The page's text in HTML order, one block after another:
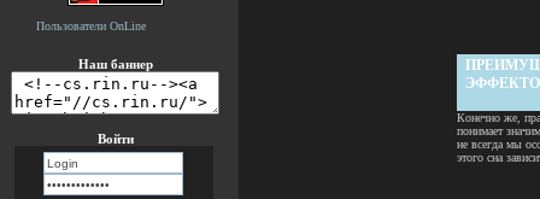
Пользователи OnLine
Наш баннер
Войти
Конечно же,
понимает
не всегда мы
этого сна